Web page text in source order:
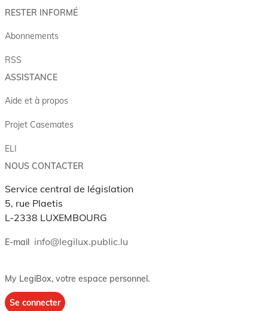
RESTER INFORMÉ
Abonnements
RSS
ASSISTANCE
Aide et à propos
Projet Casemates
ELI
NOUS CONTACTER
Service central de législation
5, rue Plaetis
L-2338 LUXEMBOURG
E-mail info@legilux.public.lu
My LegiBox, votre espace personnel.
Se connecter